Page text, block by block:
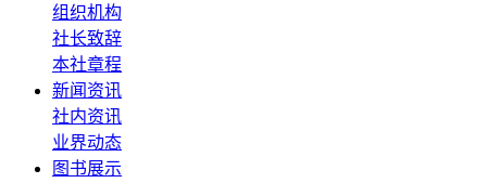
组织机构
社长致辞
本社章程
新闻资讯
社内资讯
业界动态
图书展示